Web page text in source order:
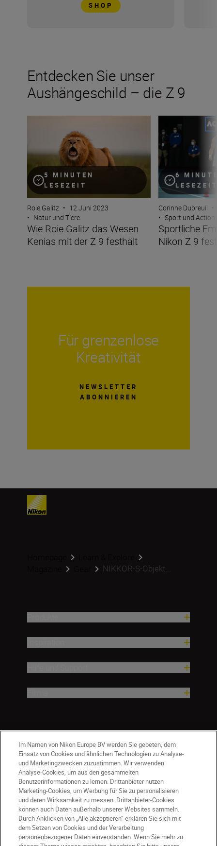
SHOP
Entdecken Sie unser
Aushängeschild – die Z 9
5 MINUTEN
LESEZEIT
Wie Roie Galitz das Wesen Kenias mit der Z 9 festhält
Roie Galitz • 12 Juni 2023
• Natur und Tiere
Wie Roie Galitz das Wesen
Kenias mit der Z 9 festhält
6
Sportliche
Corinne Dubreuil •
• Sport und Action
Sportliche
Nikon Z 9
Für grenzenlose
Kreativität
NEWSLETTER
ABONNIEREN
NIKKOR-S-Objekt...
AT Nikon Sites
Kontaktieren Sie uns
Datenschutzhinweis
Im Namen von Nikon Europe BV werden Sie gebeten, dem
Einsatz von Cookies und ähnlichen Technologien zu Analyse-
und Marketingzwecken zuzustimmen. Wir verwenden
Analyse-Cookies, um aus den gesammelten
Benutzerinformationen zu lernen. Drittanbieter nutzen
Marketing-Cookies, um Werbung für Sie zu personalisieren
und deren Wirksamkeit zu messen. Drittanbieter-Cookies
können auch Daten außerhalb unserer Websites sammeln.
Durch Anklicken von „Alle akzeptieren“ erklären Sie sich mit
dem Setzen von Cookies und der Verarbeitung
personenbezogener Daten einverstanden. Wenn Sie mehr zu